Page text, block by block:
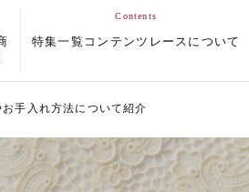
特集一覧 コンテンツ レースについて
手入れ方法について紹介